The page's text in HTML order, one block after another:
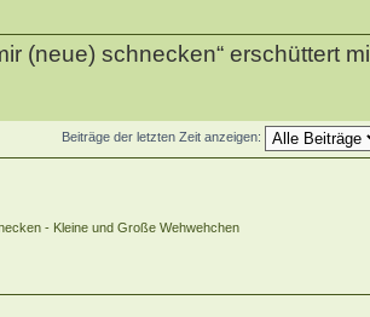
(neue) schnecken“ erschüttert
Beiträge der letzten Zeit anzeigen:
- Kleine und Große Wehwehchen